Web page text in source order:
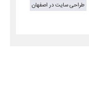
طراحی سایت در اصفهان